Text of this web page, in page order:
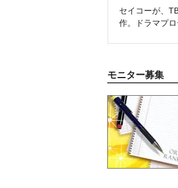
セイコーが、
作。ドラマプ
モニター募集